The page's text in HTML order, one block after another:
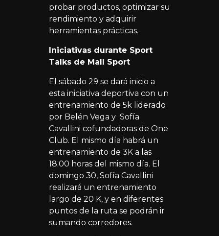
probar productos, optimizar su
rendimiento y adquirir
herramientas prácticas.
Iniciativas durante Sport
Talks de Mall Sport
El sábado 29 se dará inicio a
esta iniciativa deportiva con un
entrenamiento de 5k liderado
por Belén Vega y Sofía
Cavallini cofundadoras de One
Club. El mismo día habrá un
entrenamiento de 3K a las
18.00 horas del mismo día. El
domingo 30, Sofía Cavallini
realizará un entrenamiento
largo de 20 K, y en diferentes
puntos de la ruta se podrán ir
sumando corredores.